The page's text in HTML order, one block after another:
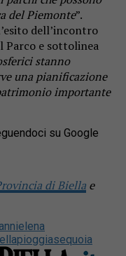
del Piemonte”.
dell’incontro
Parco e sottolinea
stanno
una pianificazione
importante
su Google
di Biella e
elena
pioggiasequoia